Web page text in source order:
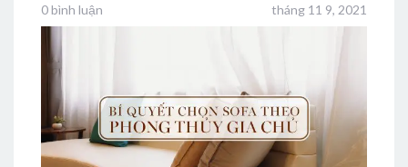
0 bình luận tháng 11 9, 2021